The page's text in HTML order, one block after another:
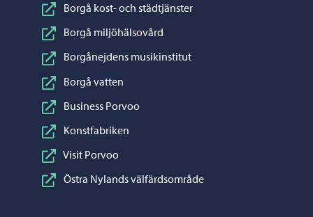
Borgå kost- och städtjänster
Borgå miljöhälsovård
Borgånejdens musikinstitut
Borgå vatten
Business Porvoo
Konstfabriken
Visit Porvoo
Östra Nylands välfärdsområde